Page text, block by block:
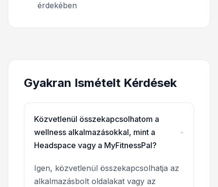
érdekében
Gyakran Ismételt Kérdések
Közvetlenül összekapcsolhatom a
wellness alkalmazásokkal, mint a
Headspace vagy a MyFitnessPal?
Igen, közvetlenül összekapcsolhatja az
alkalmazásbolt oldalakat vagy az